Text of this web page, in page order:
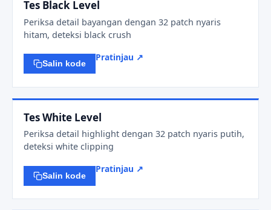
Tes Black Level
Periksa detail bayangan dengan 32 patch nyaris
hitam, deteksi black crush
Salin kode
Pratinjau ↗
Tes White Level
Periksa detail highlight dengan 32 patch nyaris putih,
deteksi white clipping
Salin kode
Pratinjau ↗